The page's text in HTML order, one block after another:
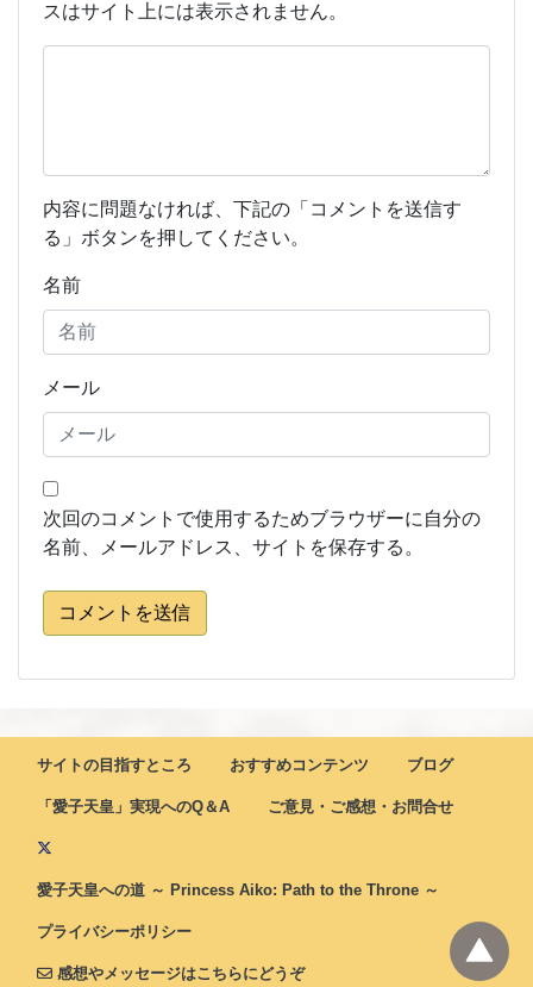
スはサイト上には表示されません。
内容に問題なければ、下記の「コメントを送信す
る」ボタンを押してください。
名前
メール
次回のコメントで使用するためブラウザーに自分の
名前、メールアドレス、サイトを保存する。
コメントを送信
サイトの目指すところ おすすめコンテンツ ブログ
「愛子天皇」実現へのQ＆A ご意見・ご感想・お問合せ
愛子天皇への道 ～ Princess Aiko: Path to the Throne ～
プライバシーポリシー
感想やメッセージはこちらにどうぞ